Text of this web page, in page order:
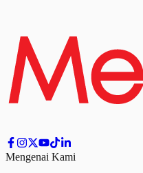
Mengenai Kami